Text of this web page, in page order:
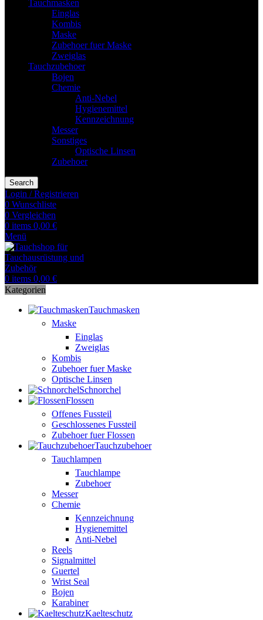
Tauchmasken
Einglas
Kombis
Maske
Zubehoer fuer Maske
Zweiglas
Tauchzubehoer
Bojen
Chemie
Anti-Nebel
Hygienemittel
Kennzeichnung
Messer
Sonstiges
Optische Linsen
Zubehoer
Search
Login / Registrieren
0 Wunschliste
0 Vergleichen
0 items 0,00 €
Menü
0 items 0,00 €
Kategorien
Tauchmasken
Maske
Einglas
Zweiglas
Kombis
Zubehoer fuer Maske
Optische Linsen
Schnorchel
Flossen
Offenes Fussteil
Geschlossenes Fussteil
Zubehoer fuer Flossen
Tauchzubehoer
Tauchlampen
Tauchlampe
Zubehoer
Messer
Chemie
Kennzeichnung
Hygienemittel
Anti-Nebel
Reels
Signalmittel
Guertel
Wrist Seal
Bojen
Karabiner
Kaelteschutz